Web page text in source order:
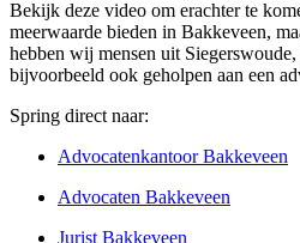
Bekijk deze video om erachter te
meerwaarde bieden in Bakkeveen,
hebben wij mensen uit
bijvoorbeeld ook geholpen aan een
Spring direct naar:
Advocatenkantoor Bakkeveen
Advocaten Bakkeveen
Jurist Bakkeveen